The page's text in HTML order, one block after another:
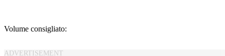
Volume consigliato: